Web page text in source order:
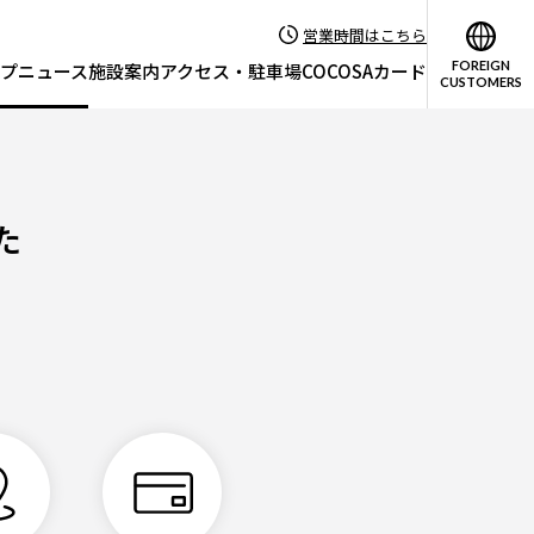
営業時間はこちら
ニュース施設案内アクセス・駐車場COCOSAカード
FOREIGN
CUSTOMERS